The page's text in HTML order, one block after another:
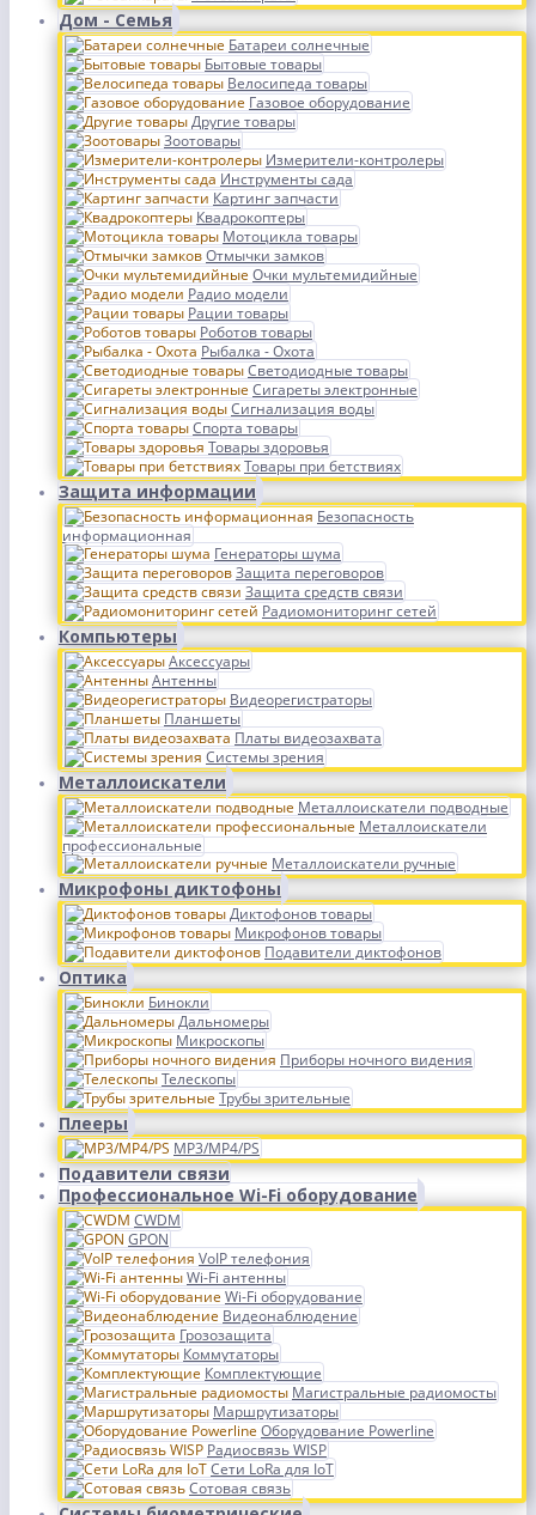
Дом - Семья
Батареи солнечные
Бытовые товары
Велосипеда товары
Газовое оборудование
Другие товары
Зоотовары
Измерители-контролеры
Инструменты сада
Картинг запчасти
Квадрокоптеры
Мотоцикла товары
Отмычки замков
Очки мультемидийные
Радио модели
Рации товары
Роботов товары
Рыбалка - Охота
Светодиодные товары
Сигареты электронные
Сигнализация воды
Спорта товары
Товары здоровья
Товары при бетствиях
Защита информации
Безопасность
информационная
Генераторы шума
Защита переговоров
Защита средств связи
Радиомониторинг сетей
Компьютеры
Аксессуары
Антенны
Видеорегистраторы
Планшеты
Платы видеозахвата
Системы зрения
Металлоискатели
Металлоискатели подводные
Металлоискатели
профессиональные
Металлоискатели ручные
Микрофоны диктофоны
Диктофонов товары
Микрофонов товары
Подавители диктофонов
Оптика
Бинокли
Дальномеры
Микроскопы
Приборы ночного видения
Телескопы
Трубы зрительные
Плееры
MP3/MP4/PS
Подавители связи
Профессиональное Wi-Fi оборудование
CWDM
GPON
VoIP телефония
Wi-Fi антенны
Wi-Fi оборудование
Видеонаблюдение
Грозозащита
Коммутаторы
Комплектующие
Магистральные радиомосты
Маршрутизаторы
Оборудование Powerline
Радиосвязь WISP
Сети LoRa для IoT
Сотовая связь